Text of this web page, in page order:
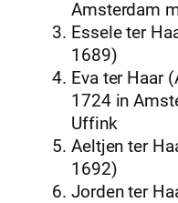
Amsterdam
Essele ter
1689)
Eva ter Haar
1724 in
Uffink
Aeltjen ter
1692)
Jorden ter